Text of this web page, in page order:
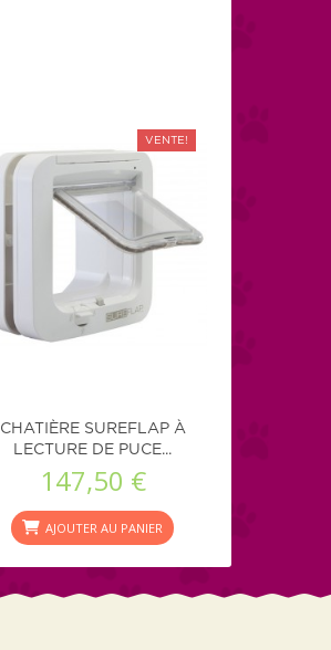
VENTE!
CHATIÈRE SUREFLAP À
LECTURE DE PUCE...
147,50 €
AJOUTER AU PANIER